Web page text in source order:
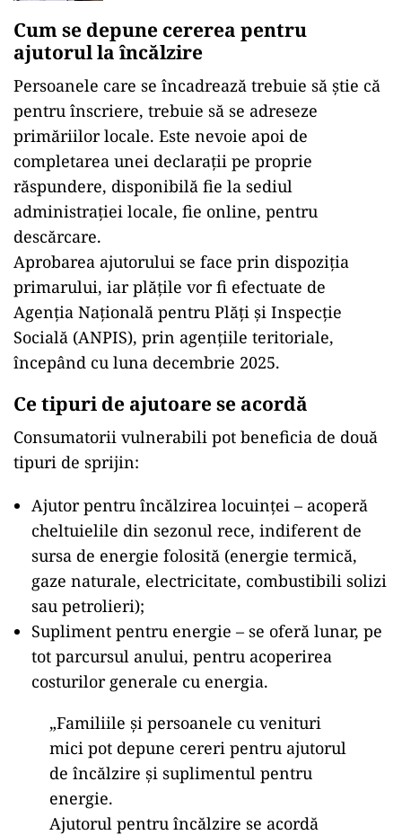
Cum se depune cererea pentru
ajutorul la încălzire
Persoanele care se încadrează trebuie să știe că
pentru înscriere, trebuie să se adreseze
primăriilor locale. Este nevoie apoi de
completarea unei declarații pe proprie
răspundere, disponibilă fie la sediul
administrației locale, fie online, pentru
descărcare.
Aprobarea ajutorului se face prin dispoziția
primarului, iar plățile vor fi efectuate de
Agenția Națională pentru Plăți și Inspecție
Socială (ANPIS), prin agențiile teritoriale,
începând cu luna decembrie 2025.
Ce tipuri de ajutoare se acordă
Consumatorii vulnerabili pot beneficia de două
tipuri de sprijin:
Ajutor pentru încălzirea locuinței – acoperă
cheltuielile din sezonul rece, indiferent de
sursa de energie folosită (energie termică,
gaze naturale, electricitate, combustibili solizi
sau petrolieri);
Supliment pentru energie – se oferă lunar, pe
tot parcursul anului, pentru acoperirea
costurilor generale cu energia.
„Familiile și persoanele cu venituri
mici pot depune cereri pentru ajutorul
de încălzire și suplimentul pentru
energie.
Ajutorul pentru încălzire se acordă